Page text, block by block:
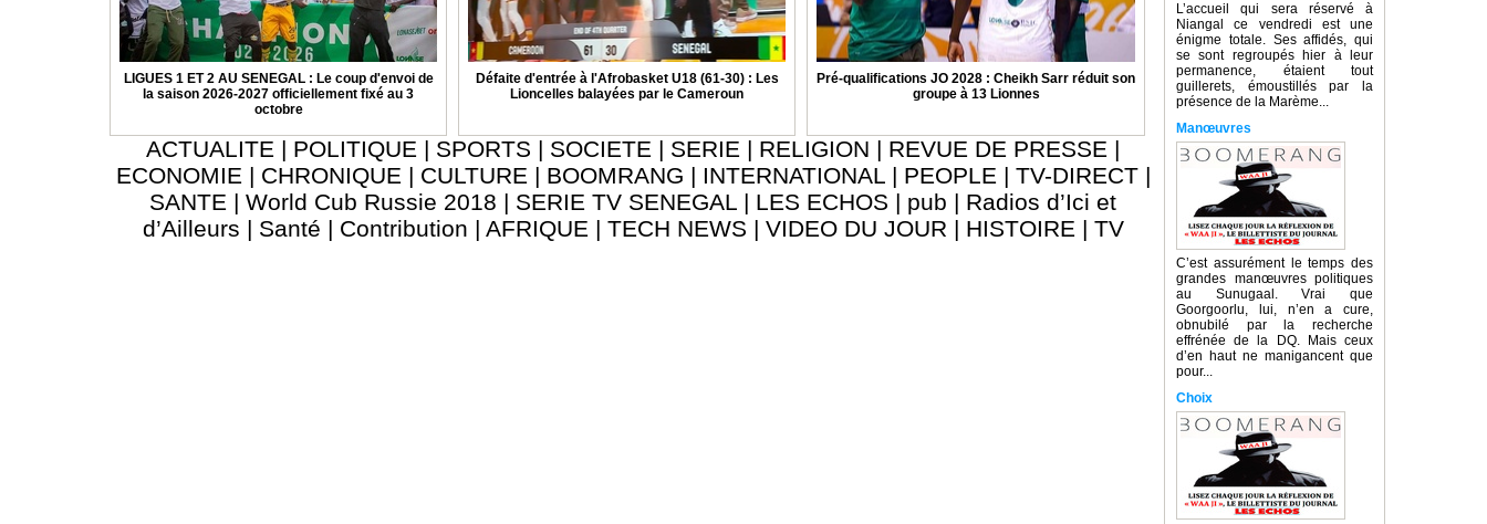
LIGUES 1 ET 2 AU SENEGAL : Le coup d'envoi de
la saison 2026-2027 officiellement fixé au 3
octobre
Défaite d'entrée à l'Afrobasket U18 (61-30) : Les
Lioncelles balayées par le Cameroun
Pré-qualifications JO 2028 : Cheikh Sarr réduit son
groupe à 13 Lionnes
ACTUALITE | POLITIQUE | SPORTS | SOCIETE | SERIE | RELIGION | REVUE DE PRESSE |
ECONOMIE | CHRONIQUE | CULTURE | BOOMRANG | INTERNATIONAL | PEOPLE | TV-DIRECT |
SANTE | World Cub Russie 2018 | SERIE TV SENEGAL | LES ECHOS | pub | Radios d’Ici et
d’Ailleurs | Santé | Contribution | AFRIQUE | TECH NEWS | VIDEO DU JOUR | HISTOIRE | TV
L’accueil qui sera réservé à
Niangal ce vendredi est une
énigme totale. Ses affidés, qui
se sont regroupés hier à leur
permanence, étaient tout
guillerets, émoustillés par la
présence de la Marème...
Manœuvres
C’est assurément le temps des
grandes manœuvres politiques
au Sunugaal. Vrai que
Goorgoorlu, lui, n’en a cure,
obnubilé par la recherche
effrénée de la DQ. Mais ceux
d’en haut ne manigancent que
pour...
Choix